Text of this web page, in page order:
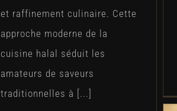
et raffinement culinaire. Cette
approche moderne de la
cuisine halal séduit les
amateurs de saveurs
traditionnelles à [...]